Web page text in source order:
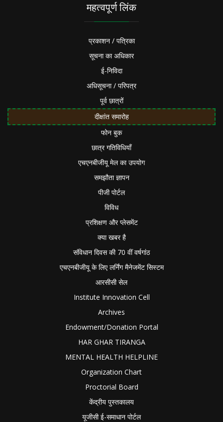
महत्वपूर्ण लिंक
प्रकाशन / पत्रिका
सूचना का अधिकार
ई-निविदा
अधिसूचना / परिपत्र
पूर्व छात्रों
दीक्षांत समारोह
फोन बुक
छात्र गतिविधियाँ
एचएनबीजीयू मेल का उपयोग
समझौता ज्ञापन
पीजी पोर्टल
विविध
प्रशिक्षण और प्लेसमेंट
क्या खबर है
संविधान दिवस की 70 वीं वर्षगांठ
एचएनबीजीयू के लिए लर्निंग मैनेजमेंट सिस्टम
आरसीसी सेल
Institute Innovation Cell
Archives
Endowment/Donation Portal
HAR GHAR TIRANGA
MENTAL HEALTH HELPLINE
Organization Chart
Proctorial Board
केंद्रीय पुस्तकालय
यूजीसी ई-समाधान पोर्टल